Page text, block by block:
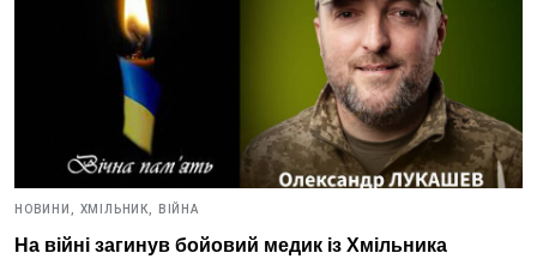
НОВИНИ, ХМІЛЬНИК, ВІЙНА
На війні загинув бойовий медик із Хмільника